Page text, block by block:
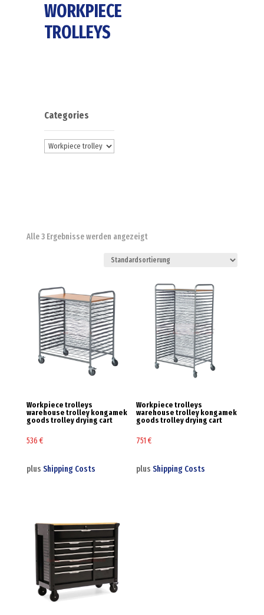
WORKPIECE
TROLLEYS
Categories
Alle 3 Ergebnisse werden angezeigt
Workpiece trolleys
warehouse trolley kongamek
goods trolley drying cart
536 €
plus Shipping Costs
Workpiece trolleys
warehouse trolley kongamek
goods trolley drying cart
751€
plusShipping Costs